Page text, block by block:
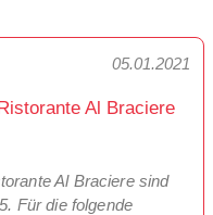
05.01.2021
Al Braciere
Al Braciere sind
Für die folgende